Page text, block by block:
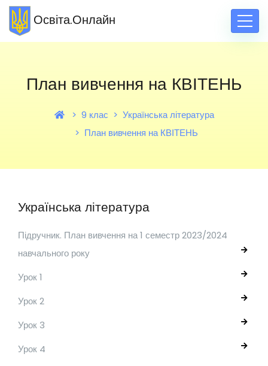
Освіта.Онлайн
План вивчення на КВІТЕНЬ
9 клас
Українська література
План вивчення на КВІТЕНЬ
Українська література
Підручник. План вивчення на 1 семестр 2023/2024
навчального року
Урок 1
Урок 2
Урок 3
Урок 4